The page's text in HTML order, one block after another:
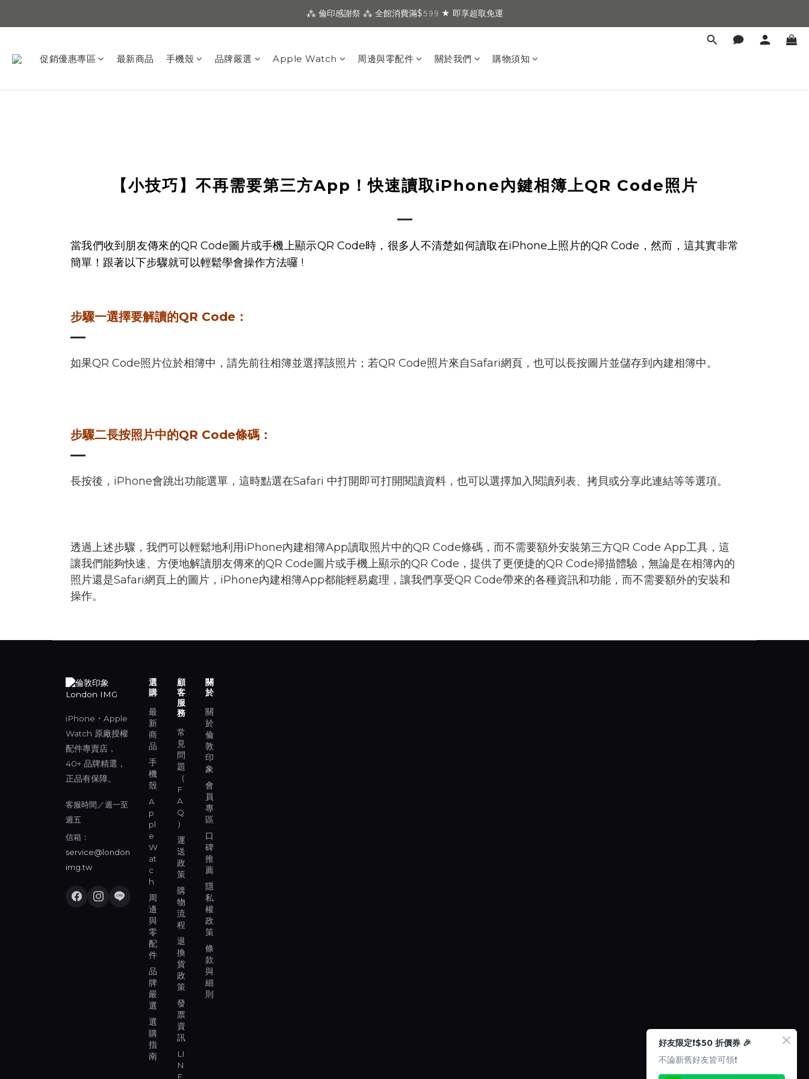
⁂ 倫印感謝祭 ⁂ 全館消費滿$𝟻𝟿𝟿 ★ 即享超取免運
促銷優惠專區 最新商品 手機殼 品牌嚴選 Apple Watch 周邊與零配件 關於我們 購物須知
【小技巧】不再需要第三方App！快速讀取iPhone內鍵相簿上QR Code照片
當我們收到朋友傳來的QR Code圖片或手機上顯示QR Code時，很多人不清楚如何讀取在iPhone上照片的QR Code，然而，這其實非常
簡單！跟著以下步驟就可以輕鬆學會操作方法囉 !
步驟一選擇要解讀的QR Code：
如果QR Code照片位於相簿中，請先前往相簿並選擇該照片；若QR Code照片來自Safari網頁，也可以長按圖片並儲存到內建相簿中。
步驟二長按照片中的QR Code條碼：
長按後，iPhone會跳出功能選單，這時點選在Safari 中打開即可打開閱讀資料，也可以選擇加入閱讀列表、拷貝或分享此連結等等選項。
透過上述步驟，我們可以輕鬆地利用iPhone內建相簿App讀取照片中的QR Code條碼，而不需要額外安裝第三方QR Code App工具，這
讓我們能夠快速、方便地解讀朋友傳來的QR Code圖片或手機上顯示的QR Code，提供了更便捷的QR Code掃描體驗，無論是在相簿內的
照片還是Safari網頁上的圖片，iPhone內建相簿App都能輕易處理，讓我們享受QR Code帶來的各種資訊和功能，而不需要額外的安裝和
操作。
iPhone・Apple
Watch 原廠授權
配件專賣店，
40+ 品牌精選，
正品有保障。
客服時間／週一至
週五
信箱：
service@london
img.tw
選
購
最
新
商
品
手
機
殼
A
p
pl
e
W
at
c
h
周
邊
與
零
配
件
品
牌
嚴
選
選
購
指
南
顧
客
服
務
常
見
問
題
（
F
A
Q
）
運
送
政
策
購
物
流
程
退
換
貨
政
策
發
票
資
訊
LI
N
E
關
於
關
於
倫
敦
印
象
會
員
專
區
口
碑
推
薦
隱
私
權
政
策
條
款
與
細
則
好友限定❗️$50 折價券 🎉
不論新舊好友皆可領❗️